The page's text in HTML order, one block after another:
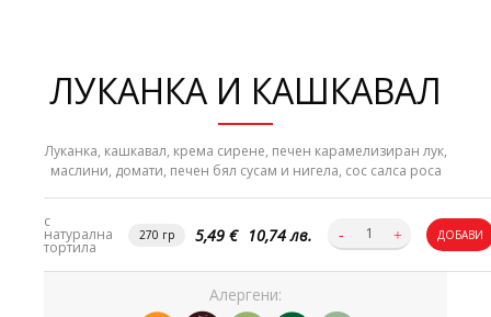
ЛУКАНКА И КАШКАВАЛ
Луканка, кашкавал, крема сирене, печен карамeлизиран лук,
маслини, домати, печен бял сусам и нигела, сос салса роса
с
натурална
тортила
270 гр 5,49 € 10,74 лв. ДОБАВИ
Алергени: